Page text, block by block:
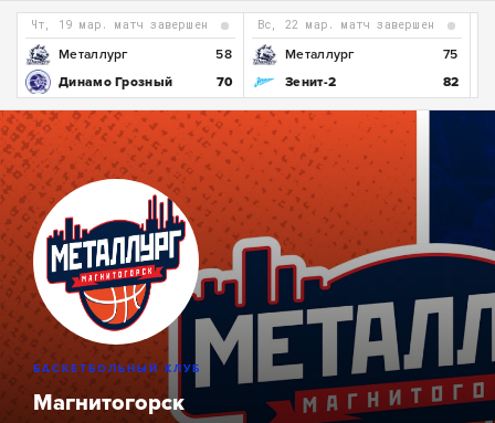
чт, 19 мар. матч завершен
Металлург
58
Динамо Грозный
70
вс, 22 мар. матч завершен
Металлург
75
Зенит-2
82
БАСКЕТБОЛЬНЫЙ КЛУБ
Магнитогорск